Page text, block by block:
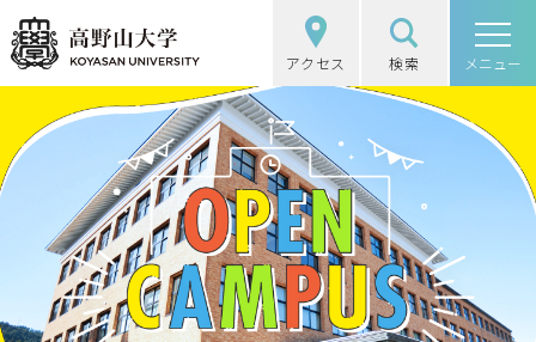
高野山大学
アクセス
検索
高野山大学の概要
選抜（入試）情報
学部・大学院
図書館・研究